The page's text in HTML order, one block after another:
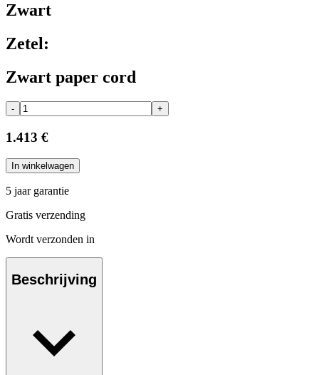
Zwart
Zetel:
Zwart paper cord
- +
1.413 €
In winkelwagen
5 jaar garantie
Gratis verzending
Wordt verzonden in
Beschrijving